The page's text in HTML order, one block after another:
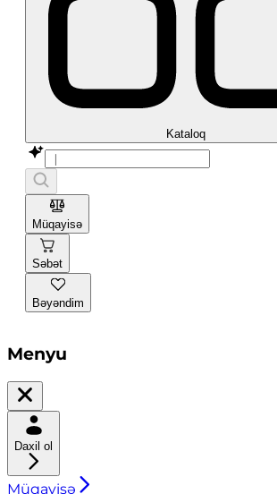
Kataloq
Müqayisə
Səbət
Bəyəndim
Menyu
Daxil ol
Müqayisə